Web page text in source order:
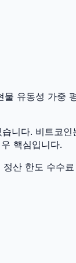
유동성 가중
니다. 비트코인
핵심입니다.
산 한도 수수